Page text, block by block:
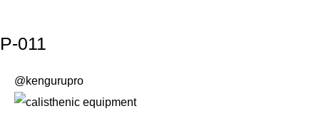
P-011
@kengurupro